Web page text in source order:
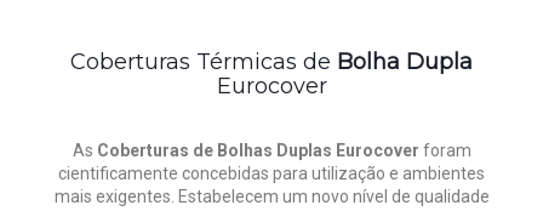
Coberturas Térmicas de Bolha Dupla
Eurocover
As Coberturas de Bolhas Duplas Eurocover foram
cientificamente concebidas para utilização e ambientes
mais exigentes. Estabelecem um novo nível de qualidade